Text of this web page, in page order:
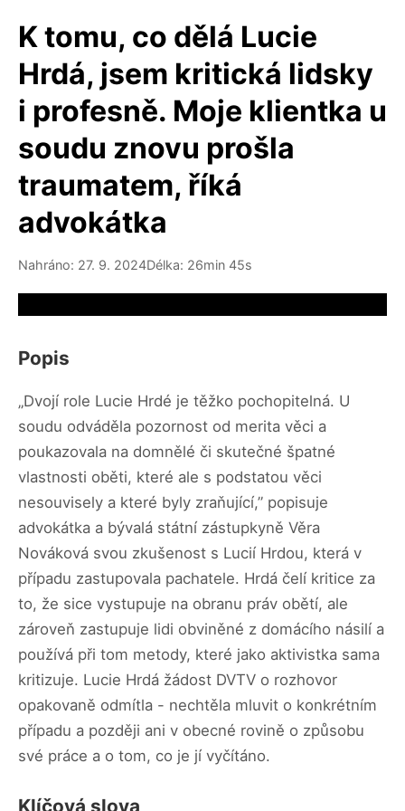
K tomu, co dělá Lucie
Hrdá, jsem kritická lidsky
i profesně. Moje klientka u
soudu znovu prošla
traumatem, říká
advokátka
Nahráno: 27. 9. 2024Délka: 26min 45s
Popis
„Dvojí role Lucie Hrdé je těžko pochopitelná. U
soudu odváděla pozornost od merita věci a
poukazovala na domnělé či skutečné špatné
vlastnosti oběti, které ale s podstatou věci
nesouvisely a které byly zraňující,” popisuje
advokátka a bývalá státní zástupkyně Věra
Nováková svou zkušenost s Lucií Hrdou, která v
případu zastupovala pachatele. Hrdá čelí kritice za
to, že sice vystupuje na obranu práv obětí, ale
zároveň zastupuje lidi obviněné z domácího násilí a
používá při tom metody, které jako aktivistka sama
kritizuje. Lucie Hrdá žádost DVTV o rozhovor
opakovaně odmítla - nechtěla mluvit o konkrétním
případu a později ani v obecné rovině o způsobu
své práce a o tom, co je jí vyčítáno.
Klíčová slova